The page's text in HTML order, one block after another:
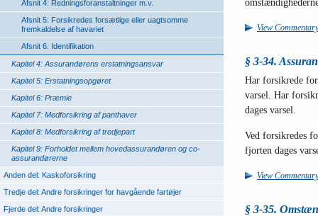
Afsnit 4: Redningsforanstaltninger m.v.
Afsnit 5: Forsikredes forsætlige eller uagtsomme
fremkaldelse af havariet
Afsnit 6. Identifikation
Kapitel 4: Assurandørens erstatningsansvar
Kapitel 5: Erstatningsopgøret
Kapitel 6: Præmie
Kapitel 7: Medforsikring af panthaver
Kapitel 8: Medforsikring af tredjepart
Kapitel 9: Forholdet mellem hovedassurandøren og co-
assurandørerne
Anden del: Kaskoforsikring
Tredje del: Andre forsikringer for havgående fartøjer
Fjerde del: Andre forsikringer
View Commentary
§ 3-34.
Har forsikrede
varsel. Har
dages varsel.
Ved forsikredes
fjorten dages
View Commentary
§ 3-35.